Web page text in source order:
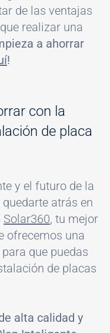
de las ventajas
realizar una
a ahorrar
!
con la
de placa
y el futuro de la
atrás en
Solar360, tu mejor
ofrecemos una
para que puedas
de placas
alta calidad y